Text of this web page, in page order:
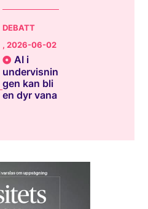
DEBATT
, 2026-06-02
AI i
undervisnin
gen kan bli
en dyr vana